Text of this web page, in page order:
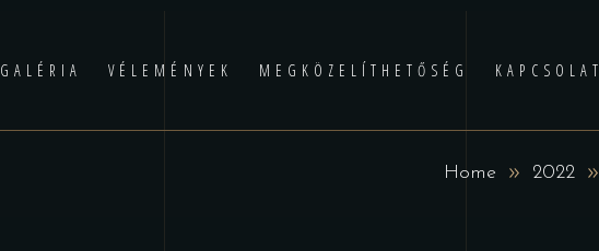
GALÉRIA VÉLEMÉNYEK MEGKÖZELÍTHETŐSÉG KAPCSOLAT
Home 2022